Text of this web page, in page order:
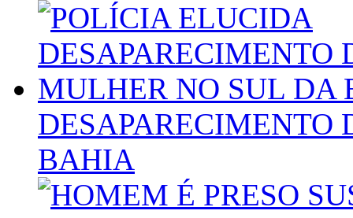
DESAPARECIMENTO
BAHIA